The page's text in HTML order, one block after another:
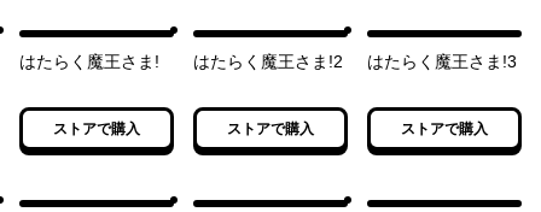
はたらく魔王さま!
ストアで購入
はたらく魔王さま!2
ストアで購入
はたらく魔王さま!3
ストアで購入